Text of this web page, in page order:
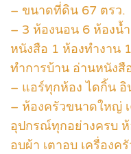
– ขนาดที่ดิน 67 ตรว.
– 3 ห้องนอน 6 ห้องน้
หนังสือ 1 ห้องทำงาน
ทำการบ้าน อ่านหนังสื
– แอร์ทุกห้อง ไดกิ้น อิ
– ห้องครัวขนาดใหญ่
อุปกรณ์ทุกอย่างครบ ห้
อบผ้า เตาอบ เครื่องค